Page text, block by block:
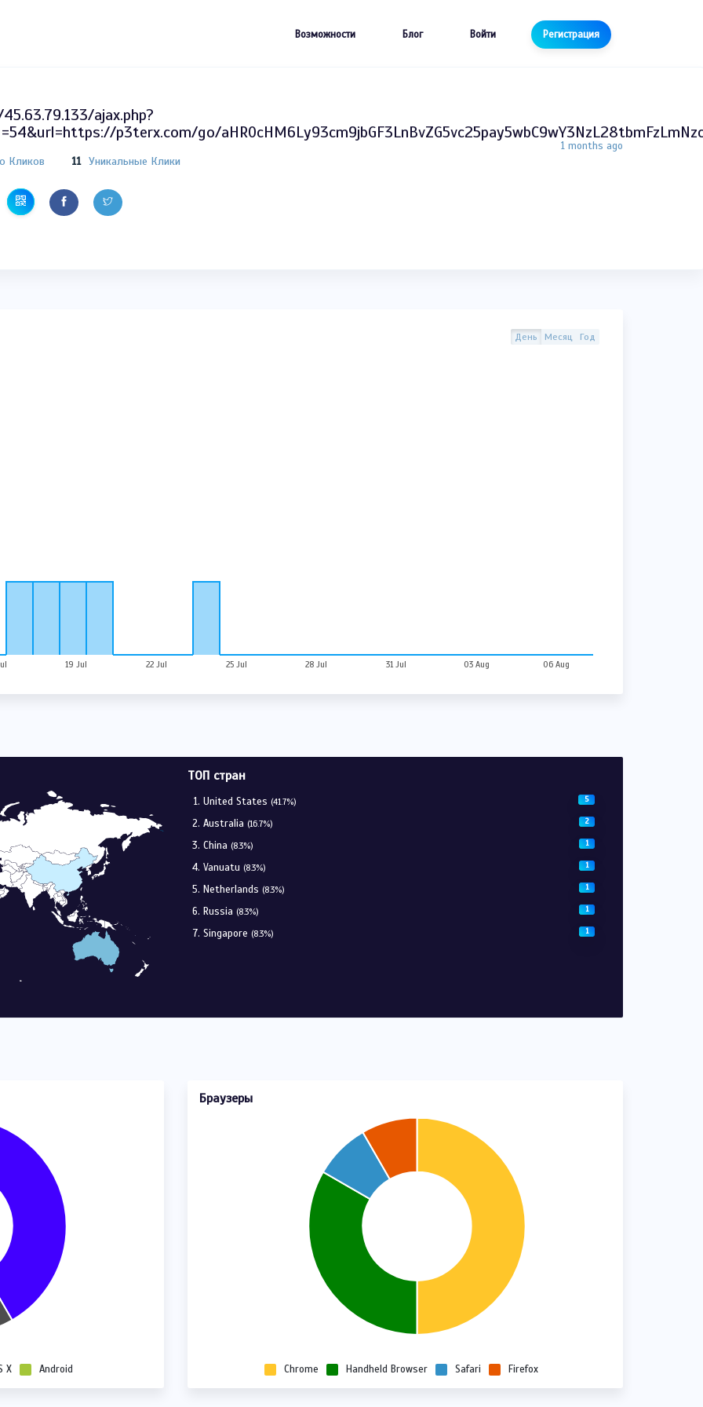
Возможности Блог Войти Регистрация
ajax.php?
p3terx.com/go/
1 months ago
Кликов 11 Уникальные Клики
День Месяц Год
19 Jul 22 Jul 25 Jul 28 Jul 31 Jul 03 Aug 06 Aug
ТОП стран
United States (41.7%) 5
Australia (16.7%) 2
China (8.3%) 1
Vanuatu (8.3%) 1
Netherlands (8.3%) 1
Russia (8.3%) 1
Singapore (8.3%) 1
X Android
Браузеры
Chrome Handheld Browser Safari Firefox